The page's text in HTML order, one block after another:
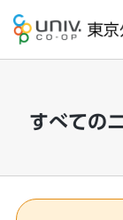
すべての